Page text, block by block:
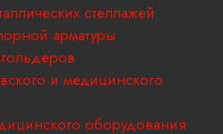
стеллажей
арматуры
и медицинского
оборудования